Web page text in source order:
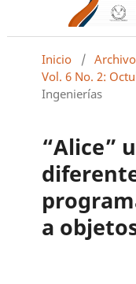
Inicio /
Vol. 6 No. 2:
Ingenierías
“Alice”
a